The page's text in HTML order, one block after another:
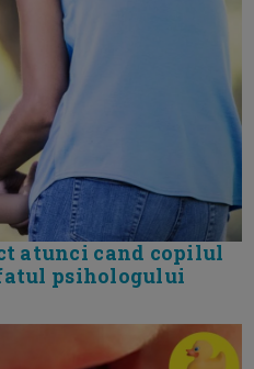
atunci cand copilul
psihologului